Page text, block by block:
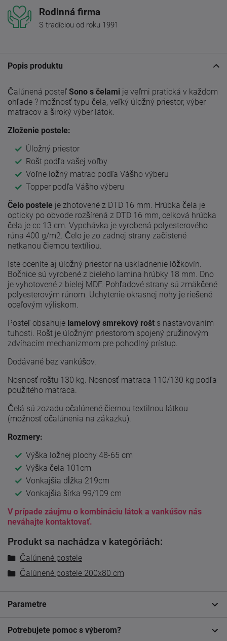
Rodinná firma
S tradíciou od roku 1991
Popis produktu
Čalúnená posteľ Sono s čelami je veľmi pratická v každom
ohľade ? možnosť typu čela, veľký úložný priestor, výber
matracov a široký výber látok.
Zloženie postele:
Úložný priestor
Rošt podľa vašej voľby
Voľne ložný matrac podľa Vášho výberu
Topper podľa Vášho výberu
Čelo postele je zhotovené z DTD 16 mm. Hrúbka čela je
opticky po obvode rozšírená z DTD 16 mm, celková hrúbka
čela je cc 13 cm. Vypchávka je vyrobená polyesterového
rúna 400 g/m2. Čelo je zo zadnej strany začistené
netkanou čiernou textíliou.
Iste oceníte aj úložný priestor na uskladnenie lôžkovín.
Bočnice sú vyrobené z bieleho lamina hrúbky 18 mm. Dno
je vyhotovené z bielej MDF. Pohľadové strany sú zmäkčené
polyesterovým rúnom. Uchytenie okrasnej nohy je riešené
oceľovým výliskom.
Posteľ obsahuje lamelový smrekový rošt s nastavovaním
tuhosti. Rošt je úložným priestorom spojený pružinovým
zdvíhacím mechanizmom pre pohodlný prístup.
Dodávané bez vankúšov.
Nosnosť roštu 130 kg. Nosnosť matraca 110/130 kg podľa
použitého matraca.
Čelá sú zozadu očalúnené čiernou textilnou látkou
(možnosť očalúnenia na zákazku).
Rozmery:
Výška ložnej plochy 48-65 cm
Výška čela 101cm
Vonkajšia dĺžka 219cm
Vonkajšia šírka 99/109 cm
V prípade záujmu o kombináciu látok a vankúšov nás
neváhajte kontaktovať.
Produkt sa nachádza v kategóriách:
Čalúnené postele
Čalúnené postele 200x80 cm
Parametre
Potrebujete pomoc s výberom?